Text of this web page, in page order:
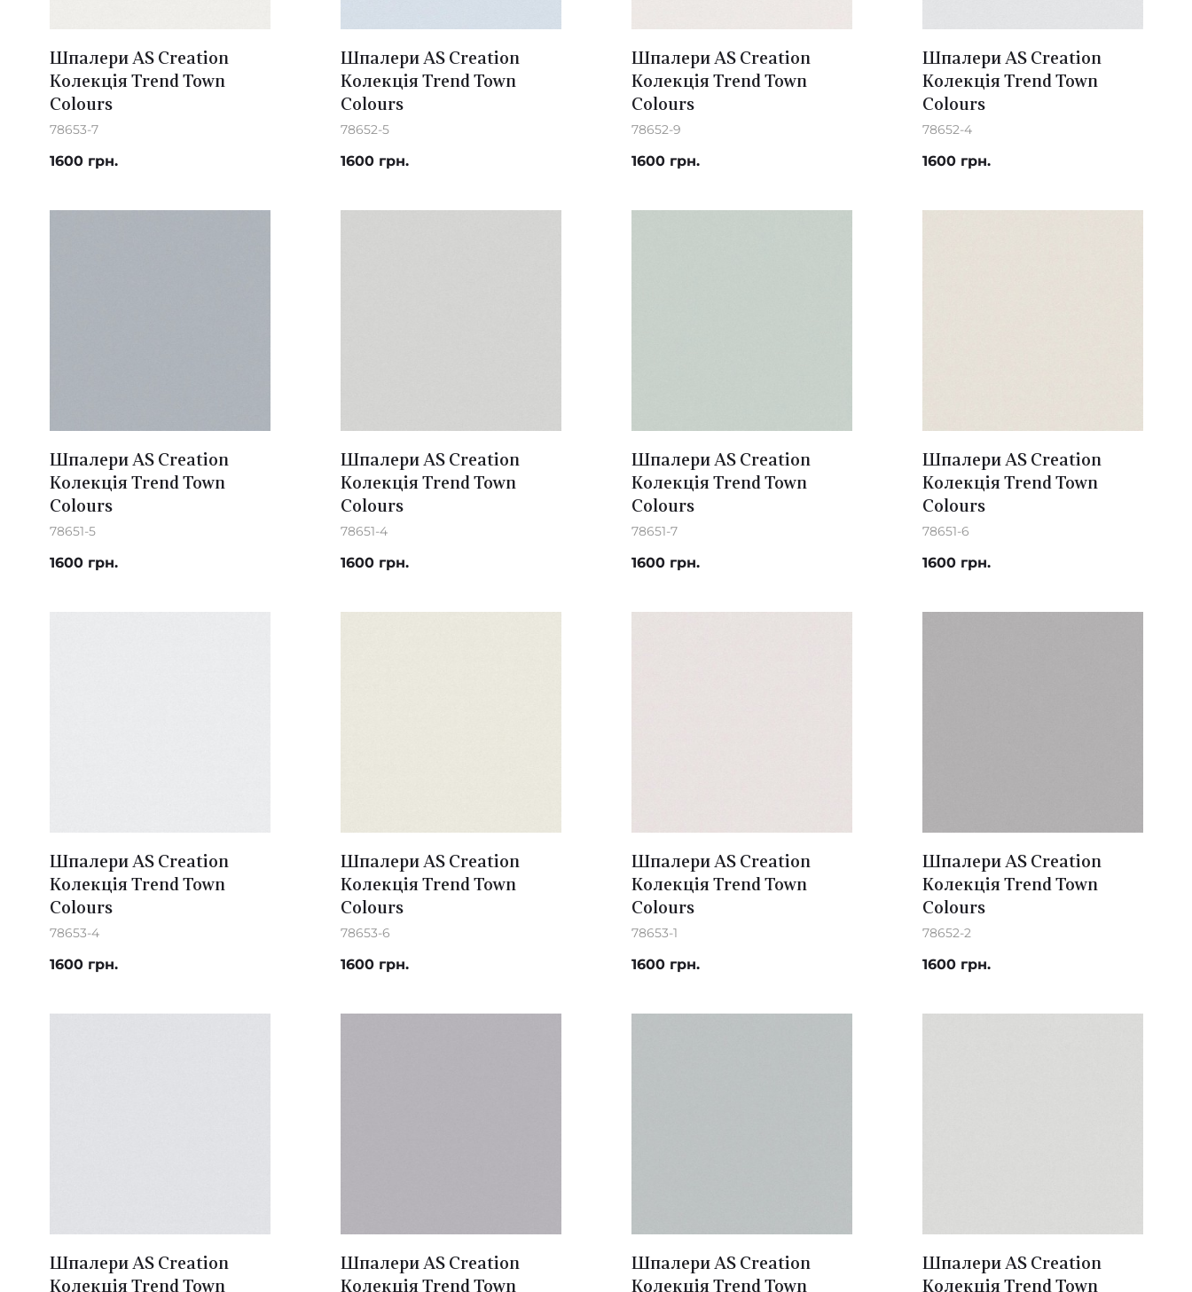
Шпалери AS Creation
Колекція Trend Town
Colours
78653-7
1600 грн.
Шпалери AS Creation
Колекція Trend Town
Colours
78652-5
1600 грн.
Шпалери AS Creation
Колекція Trend Town
Colours
78652-9
1600 грн.
Шпалери AS Creation
Колекція Trend Town
Colours
78652-4
1600 грн.
Шпалери AS Creation
Колекція Trend Town
Colours
78651-5
1600 грн.
Шпалери AS Creation
Колекція Trend Town
Colours
78651-4
1600 грн.
Шпалери AS Creation
Колекція Trend Town
Colours
78651-7
1600 грн.
Шпалери AS Creation
Колекція Trend Town
Colours
78651-6
1600 грн.
Шпалери AS Creation
Колекція Trend Town
Colours
78653-4
1600 грн.
Шпалери AS Creation
Колекція Trend Town
Colours
78653-6
1600 грн.
Шпалери AS Creation
Колекція Trend Town
Colours
78653-1
1600 грн.
Шпалери AS Creation
Колекція Trend Town
Colours
78652-2
1600 грн.
Шпалери AS Creation
Колекція Trend Town
Шпалери AS Creation
Колекція Trend Town
Шпалери AS Creation
Колекція Trend Town
Шпалери AS Creation
Колекція Trend Town